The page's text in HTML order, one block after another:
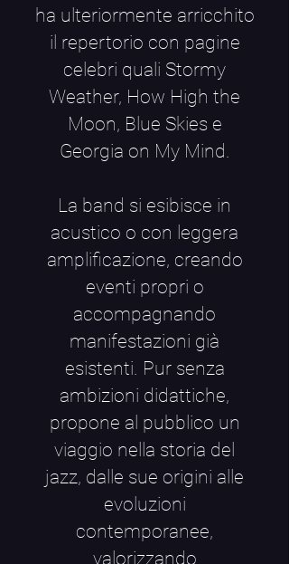
ha ulteriormente arricchito
il repertorio con pagine
celebri quali Stormy
Weather, How High the
Moon, Blue Skies e
Georgia on My Mind.
La band si esibisce in
acustico o con leggera
amplificazione, creando
eventi propri o
accompagnando
manifestazioni già
esistenti. Pur senza
ambizioni didattiche,
propone al pubblico un
viaggio nella storia del
jazz, dalle sue origini alle
evoluzioni
contemporanee,
valorizzando